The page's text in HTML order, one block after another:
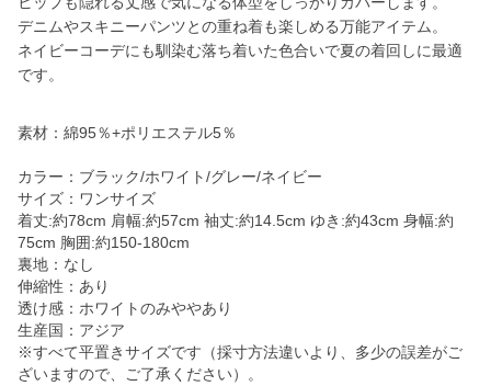
デニムやスキニーパンツとの重ね着も楽しめる万能アイテム。
ネイビーコーデにも馴染む落ち着いた色合いで夏の着回しに最適
です。
素材：綿95％+ポリエステル5％
カラー：ブラック/ホワイト/グレー/ネイビー
サイズ：ワンサイズ
着丈:約78cm 肩幅:約57cm 袖丈:約14.5cm ゆき:約43cm 身幅:約
75cm 胸囲:約150-180cm
裏地：なし
伸縮性：あり
透け感：ホワイトのみややあり
生産国：アジア
※すべて平置きサイズです（採寸方法違いより、多少の誤差がご
ざいますので、ご了承ください）。